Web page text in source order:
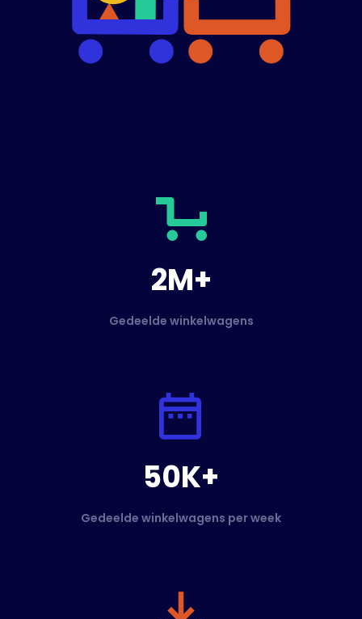
2M+
Gedeelde winkelwagens
50K+
Gedeelde winkelwagens per week